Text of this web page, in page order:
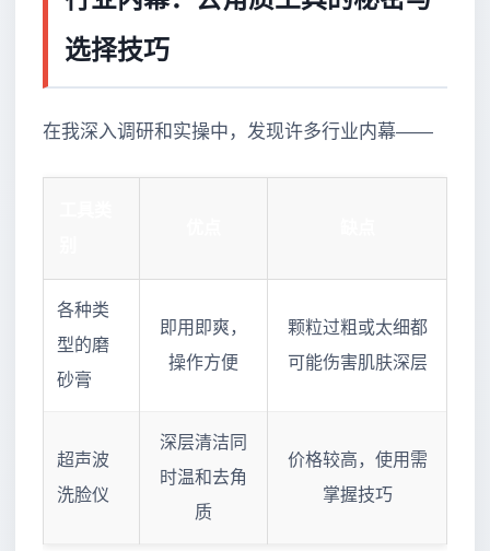
选择技巧
在我深入调研和实操中，发现许多行业内幕——
各种类
型的磨
砂膏
即用即爽，
操作方便
颗粒过粗或太细都
可能伤害肌肤深层
超声波
洗脸仪
深层清洁同
时温和去角
质
价格较高，使用需
掌握技巧